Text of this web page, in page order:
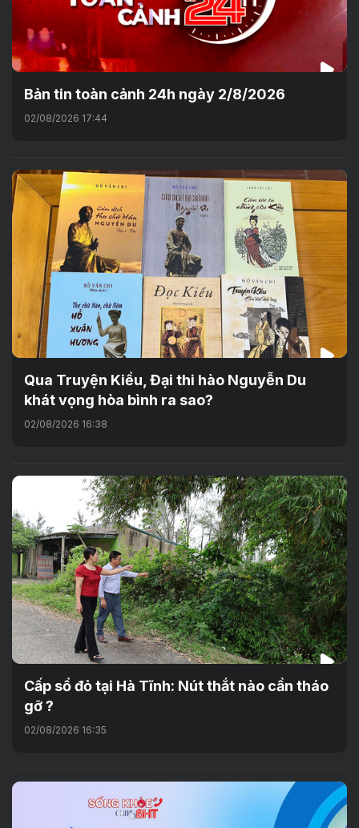
Bản tin toàn cảnh 24h ngày 2/8/2026
02/08/2026 17:44
Qua Truyện Kiều, Đại thi hào Nguyễn Du
khát vọng hòa bình ra sao?
02/08/2026 16:38
Cấp sổ đỏ tại Hà Tĩnh: Nút thắt nào cần tháo
gỡ ?
02/08/2026 16:35